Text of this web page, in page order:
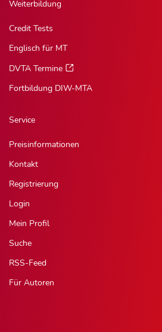
Weiterbildung
Credit Tests
Englisch für MT
DVTA Termine
Fortbildung DIW-MTA
Service
Preisinformationen
Kontakt
Registrierung
Login
Mein Profil
Suche
RSS-Feed
Für Autoren